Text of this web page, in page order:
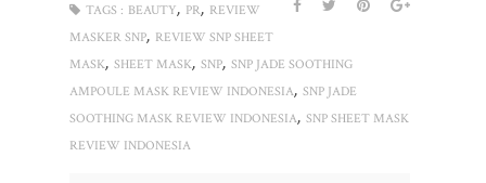
TAGS : BEAUTY, PR, REVIEW
MASKER SNP, REVIEW SNP SHEET
MASK, SHEET MASK, SNP, SNP JADE SOOTHING
AMPOULE MASK REVIEW INDONESIA, SNP JADE
SOOTHING MASK REVIEW INDONESIA, SNP SHEET MASK
REVIEW INDONESIA